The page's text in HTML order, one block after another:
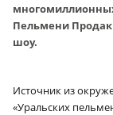
Пельмени
шоу.
Источник из
«Уральских